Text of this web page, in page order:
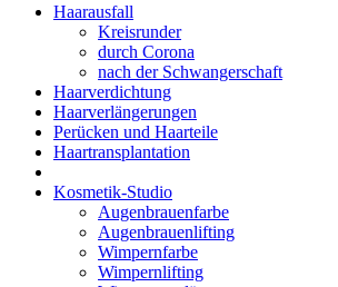
Haarausfall
Kreisrunder
durch Corona
nach der Schwangerschaft
Haarverdichtung
Haarverlängerungen
Perücken und Haarteile
Haartransplantation
Kosmetik-Studio
Augenbrauenfarbe
Augenbrauenlifting
Wimpernfarbe
Wimpernlifting